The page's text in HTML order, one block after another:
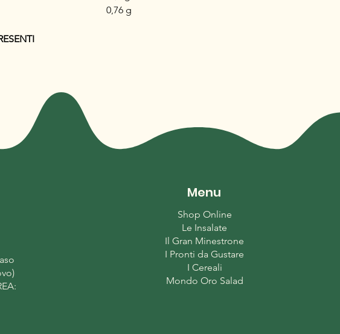
0,76 g
Menu
Shop Online
Le Insalate
Il Gran Minestrone
I Pronti da Gustare
I Cereali
Mondo Oro Salad